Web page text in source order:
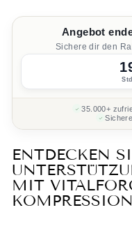
Angebot
Sichere dir den
Std
35.000+
ENTDECKEN
MIT